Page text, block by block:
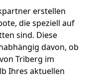
erstellen
die speziell auf
sind. Diese
davon, ob
Triberg im
Ihres aktuellen